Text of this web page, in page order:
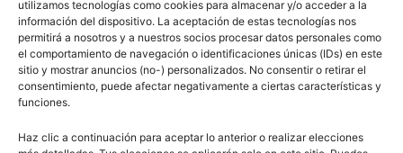
utilizamos tecnologías como cookies para almacenar y/o acceder a la
información del dispositivo. La aceptación de estas tecnologías nos
permitirá a nosotros y a nuestros socios procesar datos personales como
el comportamiento de navegación o identificaciones únicas (IDs) en este
sitio y mostrar anuncios (no-) personalizados. No consentir o retirar el
consentimiento, puede afectar negativamente a ciertas características y
funciones.
Haz clic a continuación para aceptar lo anterior o realizar elecciones